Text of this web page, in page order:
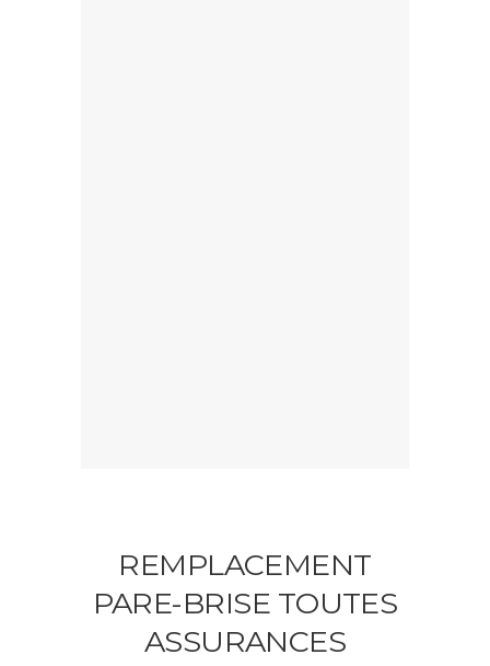
REMPLACEMENT
PARE-BRISE TOUTES
ASSURANCES